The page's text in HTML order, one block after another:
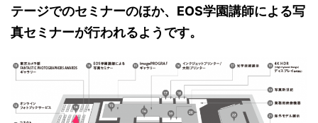
テージでのセミナーのほか、EOS学園講師による写
真セミナーが行われるようです。